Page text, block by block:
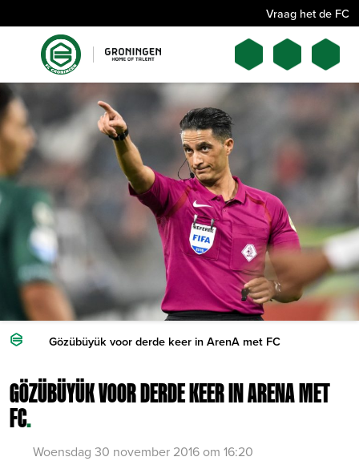
Vraag het de FC
Gözübüyük voor derde keer in ArenA met FC
GÖZÜBÜYÜK VOOR DERDE KEER IN ARENA MET
FC.
Woensdag 30 november 2016 om 16:20